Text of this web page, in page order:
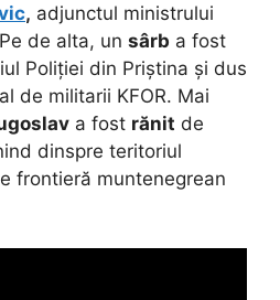
, adjunctul ministrului
de alta, un sârb a fost
Poliției din Priștina și dus
de militarii KFOR. Mai
a fost rănit de
dinspre teritoriul
frontieră muntenegrean